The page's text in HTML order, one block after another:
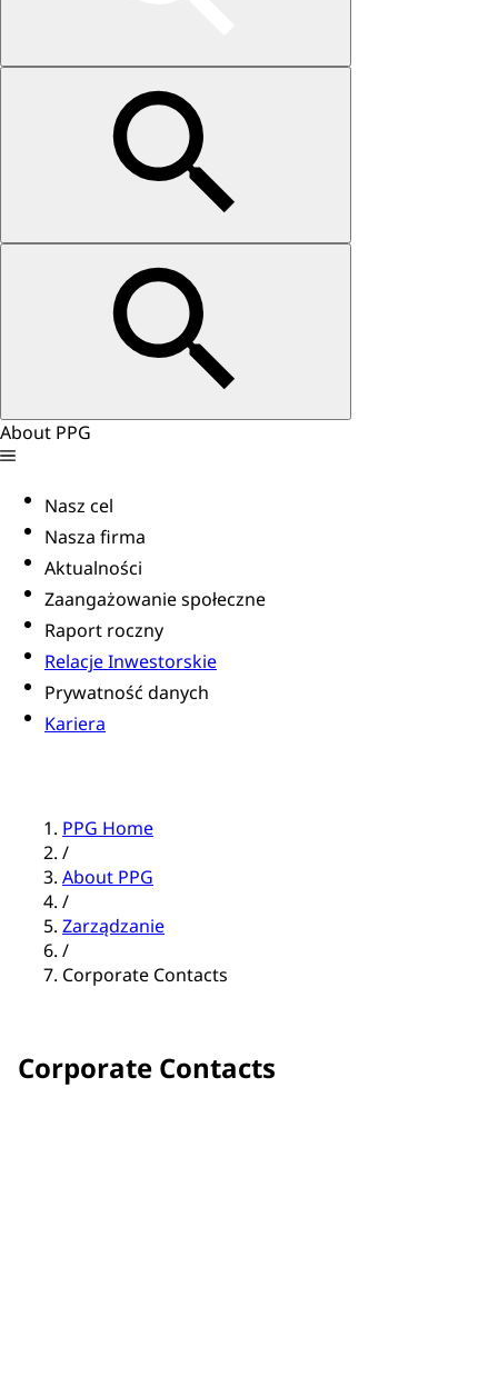
About PPG
Nasz cel
Nasza firma
Aktualności
Zaangażowanie społeczne
Raport roczny
Relacje Inwestorskie
Prywatność danych
Kariera
PPG Home
/
About PPG
/
Zarządzanie
/
Corporate Contacts
Corporate Contacts